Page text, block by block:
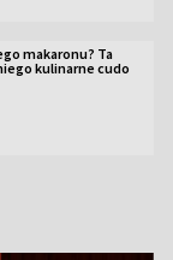
makaronu? Ta
kulinarne cudo